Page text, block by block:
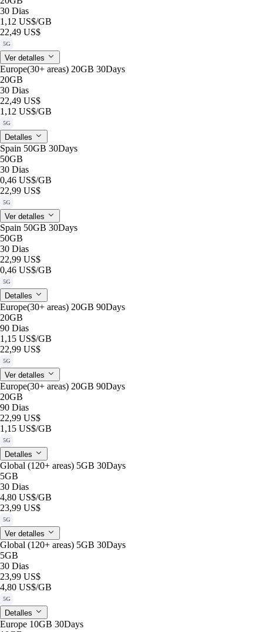
30 Dias
1,12 US$/GB
22,49 US$
5G
Ver detalles
Europe(30+ areas) 20GB 30Days
20GB
30 Dias
22,49 US$
1,12 US$/GB
5G
Detalles
Spain 50GB 30Days
50GB
30 Dias
0,46 US$/GB
22,99 US$
5G
Ver detalles
Spain 50GB 30Days
50GB
30 Dias
22,99 US$
0,46 US$/GB
5G
Detalles
Europe(30+ areas) 20GB 90Days
20GB
90 Dias
1,15 US$/GB
22,99 US$
5G
Ver detalles
Europe(30+ areas) 20GB 90Days
20GB
90 Dias
22,99 US$
1,15 US$/GB
5G
Detalles
Global (120+ areas) 5GB 30Days
5GB
30 Dias
4,80 US$/GB
23,99 US$
5G
Ver detalles
Global (120+ areas) 5GB 30Days
5GB
30 Dias
23,99 US$
4,80 US$/GB
5G
Detalles
Europe 10GB 30Days